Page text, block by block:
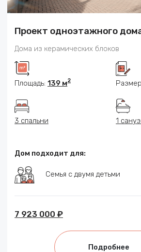
Проект одноэтажного
Дома из керамических блоков
Площадь: 139 м2
3 спальни 1
Дом подходит для:
Семья с двумя детьми
7 923 000 ₽
Подробнее